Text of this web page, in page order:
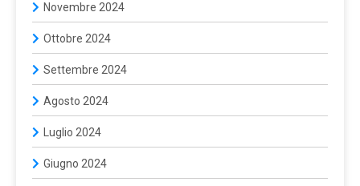
Novembre 2024
Ottobre 2024
Settembre 2024
Agosto 2024
Luglio 2024
Giugno 2024